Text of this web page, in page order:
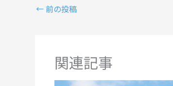
←前の投稿
関連記事